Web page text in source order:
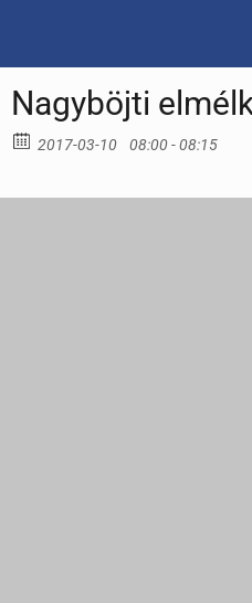
Nagyböjti
2017-03-10 08:00 - 08:15